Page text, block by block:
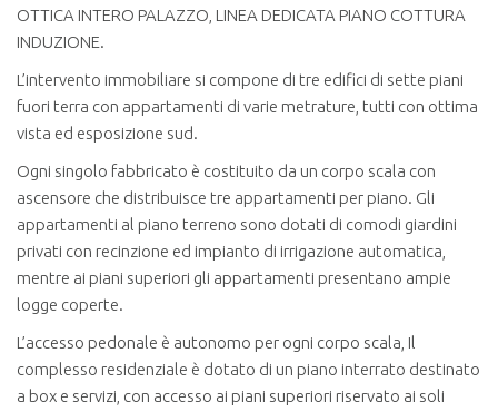
OTTICA INTERO PALAZZO, LINEA DEDICATA PIANO COTTURA
INDUZIONE.
L’intervento immobiliare si compone di tre edifici di sette piani
fuori terra con appartamenti di varie metrature, tutti con ottima
vista ed esposizione sud.
Ogni singolo fabbricato è costituito da un corpo scala con
ascensore che distribuisce tre appartamenti per piano. Gli
appartamenti al piano terreno sono dotati di comodi giardini
privati con recinzione ed impianto di irrigazione automatica,
mentre ai piani superiori gli appartamenti presentano ampie
logge coperte.
L’accesso pedonale è autonomo per ogni corpo scala, Il
complesso residenziale è dotato di un piano interrato destinato
a box e servizi, con accesso ai piani superiori riservato ai soli